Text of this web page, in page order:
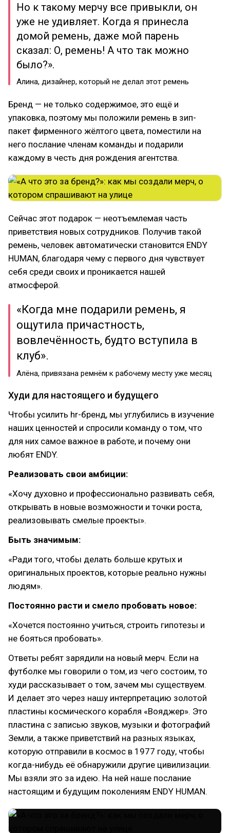
Но к такому мерчу все привыкли, он
уже не удивляет. Когда я принесла
домой ремень, даже мой парень
сказал: О, ремень! А что так можно
было?».
Алина, дизайнер, который не делал этот ремень
Бренд — не только содержимое, это ещё и
упаковка, поэтому мы положили ремень в зип-
пакет фирменного жёлтого цвета, поместили на
него послание членам команды и подарили
каждому в честь дня рождения агентства.
Сейчас этот подарок — неотъемлемая часть
приветствия новых сотрудников. Получив такой
ремень, человек автоматически становится ENDY
HUMAN, благодаря чему с первого дня чувствует
себя среди своих и проникается нашей
атмосферой.
«Когда мне подарили ремень, я
ощутила причастность,
вовлечённость, будто вступила в
клуб».
Алёна, привязана ремнём к рабочему месту уже месяц
Худи для настоящего и будущего
Чтобы усилить hr-бренд, мы углубились в изучение
наших ценностей и спросили команду о том, что
для них самое важное в работе, и почему они
любят ENDY.
Реализовать свои амбиции:
«Хочу духовно и профессионально развивать себя,
открывать в новые возможности и точки роста,
реализовывать смелые проекты».
Быть значимым:
«Ради того, чтобы делать больше крутых и
оригинальных проектов, которые реально нужны
людям».
Постоянно расти и смело пробовать новое:
«Хочется постоянно учиться, строить гипотезы и
не бояться пробовать».
Ответы ребят зарядили на новый мерч. Если на
футболке мы говорили о том, из чего состоим, то
худи рассказывает о том, зачем мы существуем.
И делает это через нашу интерпретацию золотой
пластины космического корабля «Вояджер». Это
пластина с записью звуков, музыки и фотографий
Земли, а также приветствий на разных языках,
которую отправили в космос в 1977 году, чтобы
когда-нибудь её обнаружили другие цивилизации.
Мы взяли это за идею. На ней наше послание
настоящим и будущим поколениям ENDY HUMAN.